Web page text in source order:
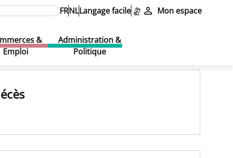
FRNLLangage facile Mon espace
&
Emploi
Administration &
Politique